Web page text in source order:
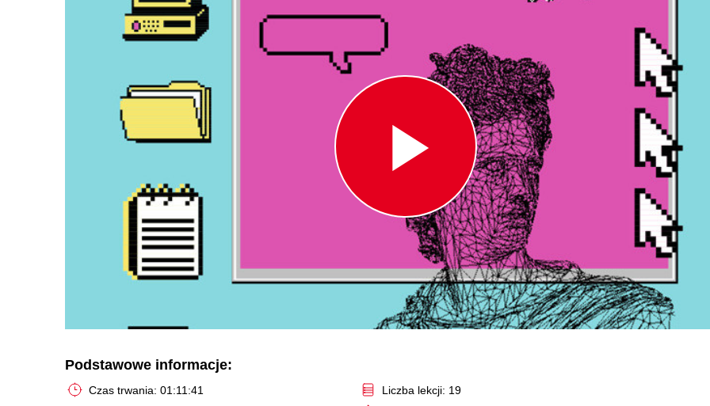
Play
Video
Podstawowe informacje:
Czas trwania: 01:11:41
Liczba lekcji: 19